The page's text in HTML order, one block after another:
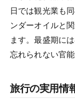
日では観光業も
ンダーオイルと
ます。最盛期に
忘れられない官
旅行の実用情